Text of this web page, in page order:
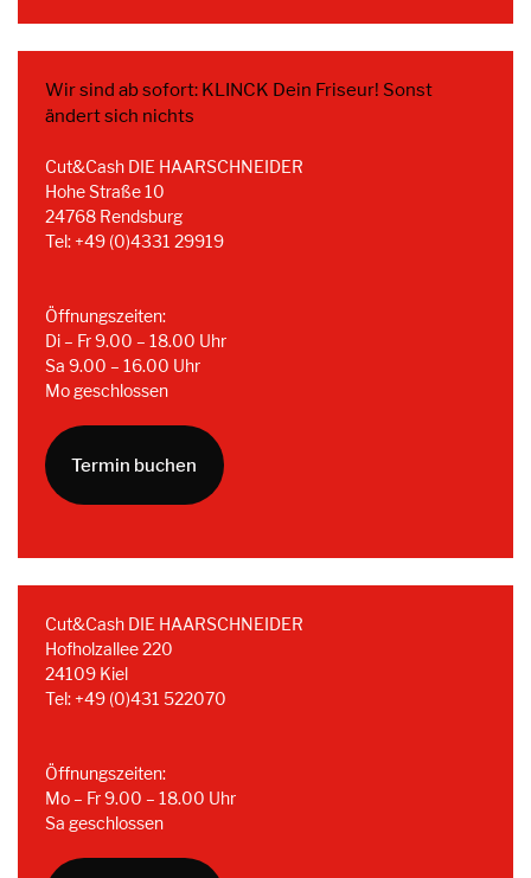
Wir sind ab sofort: KLINCK Dein Friseur! Sonst
ändert sich nichts
Cut&Cash DIE HAARSCHNEIDER
Hohe Straße 10
24768 Rendsburg
Tel: +49 (0)4331 29919
Öffnungszeiten:
Di – Fr 9.00 – 18.00 Uhr
Sa 9.00 – 16.00 Uhr
Mo geschlossen
Termin buchen
Cut&Cash DIE HAARSCHNEIDER
Hofholzallee 220
24109 Kiel
Tel: +49 (0)431 522070
Öffnungszeiten:
Mo – Fr 9.00 – 18.00 Uhr
Sa geschlossen